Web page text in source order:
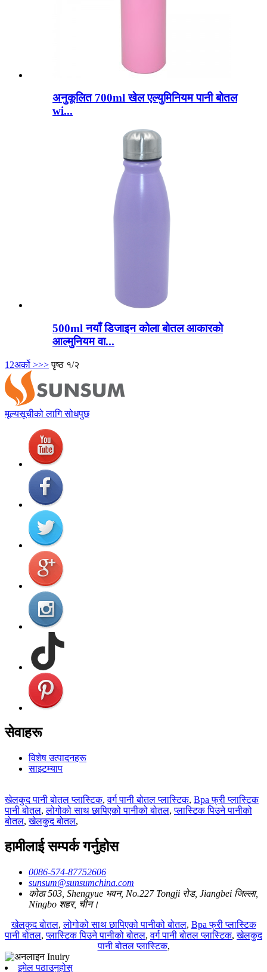
अनुकूलित 700ml खेल एल्युमिनियम पानी बोतल
wi...
500ml नयाँ डिजाइन कोला बोतल आकारको
आल्मुनियम वा...
1 2अर्को >>> पृष्ठ १/२
मूल्यसूचीको लागि सोधपुछ
सेवाहरू
विशेष उत्पादनहरू
साइटम्याप
खेलकुद पानी बोतल प्लास्टिक,वर्ग पानी बोतल प्लास्टिक, Bpa फ्री प्लास्टिक
पानी बोतल,लोगोको साथ छापिएको पानीको बोतल,प्लास्टिक पिउने पानीको
बोतल,खेलकुद बोतल,
हामीलाई सम्पर्क गर्नुहोस
0086-574-87752606
sunsum@sunsumchina.com
कोठा 503, Shengyue भवन, No.227 Tongji रोड, Jiangbei जिल्ला,
Ningbo शहर, चीन।
खेलकुद बोतल,लोगोको साथ छापिएको पानीको बोतल, Bpa फ्री प्लास्टिक
पानी बोतल,प्लास्टिक पिउने पानीको बोतल,वर्ग पानी बोतल प्लास्टिक,खेलकुद
पानी बोतल प्लास्टिक,
इमेल पठाउनुहोस्